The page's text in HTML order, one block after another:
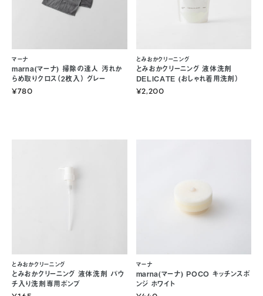
marna(マーナ) 掃除の達人 汚れか
らめ取りクロス（2枚入） グレー
マーナ
¥780
とみおかクリーニング 液体洗剤
DELICATE (おしゃれ着用洗剤）
とみおかクリーニング
¥2,200
とみおかクリーニング 液体洗剤 パウ
チ入り洗剤専用ポンプ
とみおかクリーニング
marna(マーナ) POCO キッチンスポ
ンジ ホワイト
マーナ